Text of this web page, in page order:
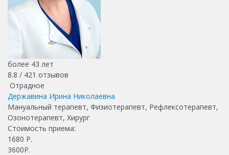
более 43 лет
8.8 / 421 отзывов
Отрадное
Державина Ирина Николаевна
Мануальный терапевт, Физиотерапевт, Рефлексотерапевт,
Озонотерапевт, Хирург
Стоимость приема:
1680 Р.
3600Р.